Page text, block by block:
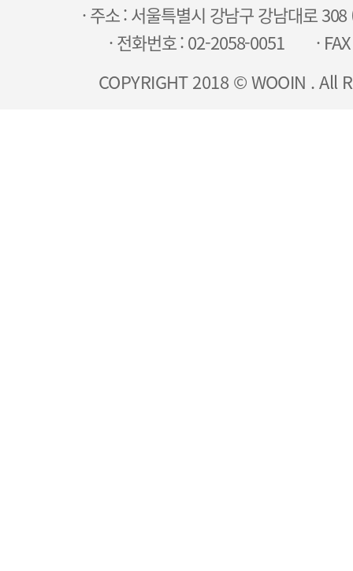
· 주소 : 서울특별시 강남구 강남대로
· 전화번호 : 02-2058-0051
·
COPYRIGHT 2018 © WOOIN . All